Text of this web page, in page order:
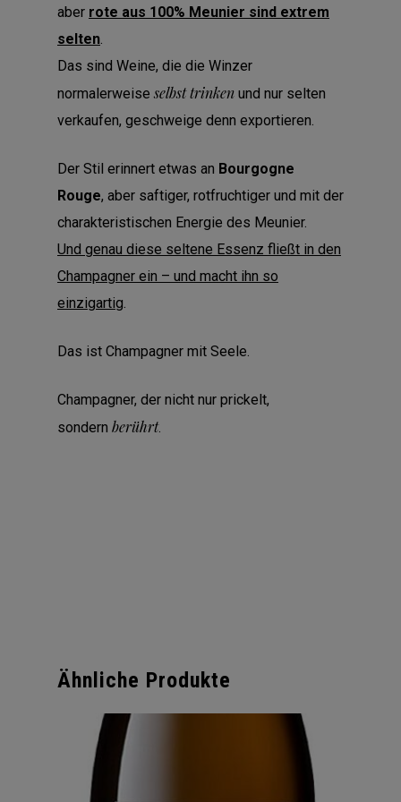
aber rote aus 100% Meunier sind extrem
selten.
Das sind Weine, die die Winzer
normalerweiseselbst trinken und nur selten
verkaufen, geschweige denn exportieren.
Der Stil erinnert etwas an Bourgogne
Rouge, aber saftiger, rotfruchtiger und mit der
charakteristischen Energie des Meunier.
Und genau diese seltene Essenz fließt in den
Champagner ein – und macht ihn so
einzigartig.
Das ist Champagner mit Seele.
Champagner, der nicht nur prickelt,
sondern berührt.
Ähnliche Produkte